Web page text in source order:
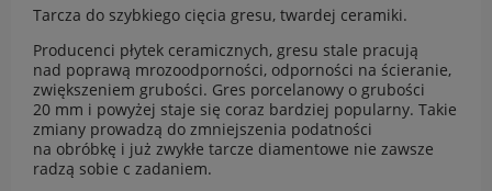
Tarcza do szybkiego cięcia gresu, twardej ceramiki.
Producenci płytek ceramicznych, gresu stale pracują
nad poprawą mrozoodporności, odporności na ścieranie,
zwiększeniem grubości. Gres porcelanowy o grubości
20 mm i powyżej staje się coraz bardziej popularny. Takie
zmiany prowadzą do zmniejszenia podatności
na obróbkę i już zwykłe tarcze diamentowe nie zawsze
radzą sobie c zadaniem.